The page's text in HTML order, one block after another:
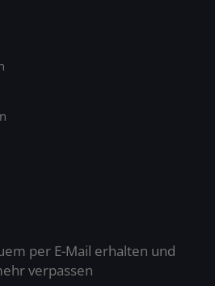
per E-Mail erhalten und
verpassen